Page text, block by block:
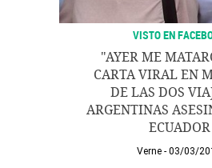
VISTO EN
"AYER ME
CARTA VIRAL EN
DE LAS DOS
ARGENTINAS
ECUADOR
Verne 03/03/